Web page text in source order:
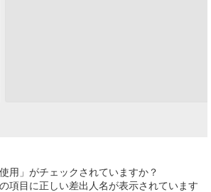
用」がチェックされていますか？
項目に正しい差出人名が表示されています